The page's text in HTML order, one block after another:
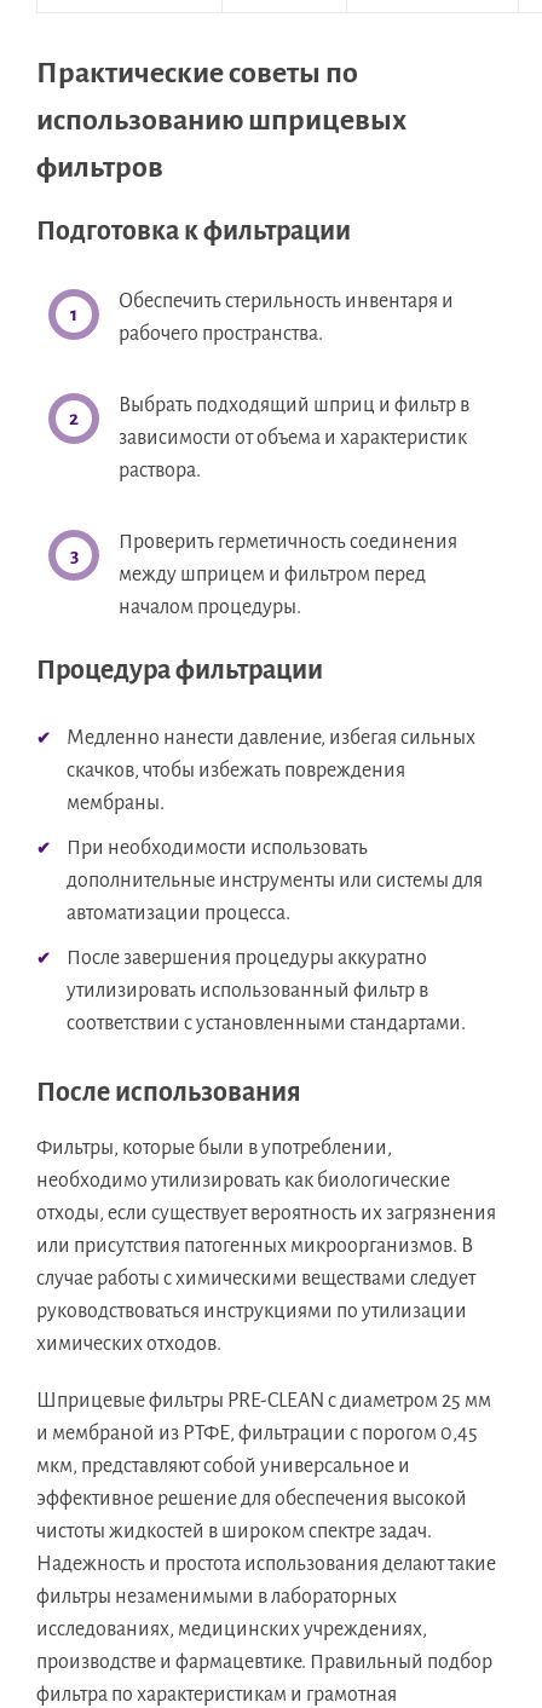
Практические советы по
использованию шприцевых
фильтров
Подготовка к фильтрации
Обеспечить стерильность инвентаря и
рабочего пространства.
Выбрать подходящий шприц и фильтр в
зависимости от объема и характеристик
раствора.
Проверить герметичность соединения
между шприцем и фильтром перед
началом процедуры.
Процедура фильтрации
Медленно нанести давление, избегая сильных
скачков, чтобы избежать повреждения
мембраны.
При необходимости использовать
дополнительные инструменты или системы для
автоматизации процесса.
После завершения процедуры аккуратно
утилизировать использованный фильтр в
соответствии с установленными стандартами.
После использования
Фильтры, которые были в употреблении,
необходимо утилизировать как биологические
отходы, если существует вероятность их загрязнения
или присутствия патогенных микроорганизмов. В
случае работы с химическими веществами следует
руководствоваться инструкциями по утилизации
химических отходов.
Шприцевые фильтры PRE-CLEAN с диаметром 25 мм
и мембраной из РТФЕ, фильтрации с порогом 0,45
мкм, представляют собой универсальное и
эффективное решение для обеспечения высокой
чистоты жидкостей в широком спектре задач.
Надежность и простота использования делают такие
фильтры незаменимыми в лабораторных
исследованиях, медицинских учреждениях,
производстве и фармацевтике. Правильный подбор
фильтра по характеристикам и грамотная